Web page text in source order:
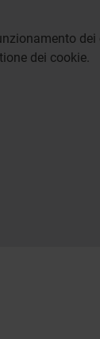
dei cookie.